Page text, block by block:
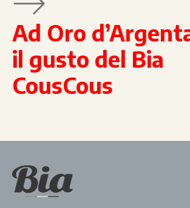
Ad Oro
il gusto del Bia
CousCous